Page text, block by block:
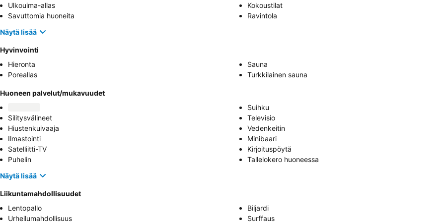
Ulkouima-allas
Kokoustilat
Savuttomia huoneita
Ravintola
Näytä lisää
Hyvinvointi
Hieronta
Sauna
Poreallas
Turkkilainen sauna
Huoneen palvelut/mukavuudet
Suihku
Silitysvälineet
Televisio
Hiustenkuivaaja
Vedenkeitin
Ilmastointi
Minibaari
Satelliitti-TV
Kirjoituspöytä
Puhelin
Tallelokero huoneessa
Näytä lisää
Liikuntamahdollisuudet
Lentopallo
Biljardi
Urheilumahdollisuus
Surffaus